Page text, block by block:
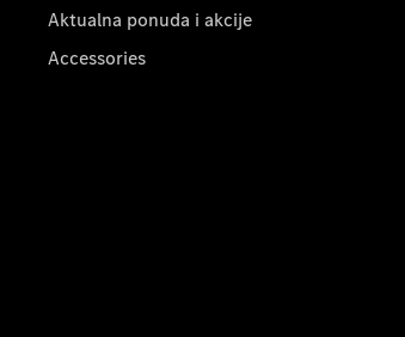
Aktualna ponuda i akcije
Accessories